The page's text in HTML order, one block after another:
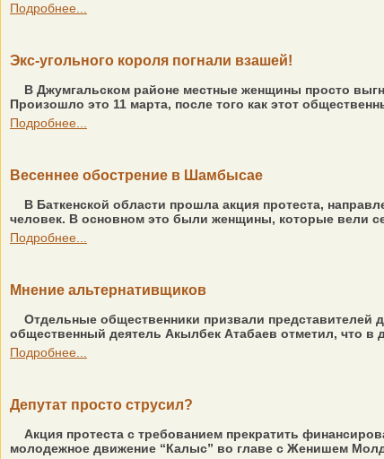
Подробнее...
Экс-угольного короля погнали взашей!
В Джумгальском районе местные женщины просто
Произошло это 11 марта, после того как этот
Подробнее...
Весеннее обострение в Шамбысае
В Баткенской области прошла акция протеста,
человек. В основном это были женщины, которые вели
Подробнее...
Мнение альтернативщиков
Отдельные общественники призвали представителей
общественный деятель Акылбек Атабаев отметил, что в
Подробнее...
Депутат просто струсил?
Акция протеста с требованием прекратить
молодежное движение “Калыс” во главе с Женишем